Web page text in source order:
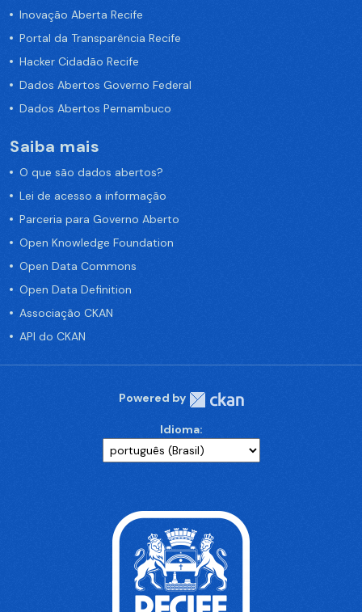
Inovação Aberta Recife
Portal da Transparência Recife
Hacker Cidadão Recife
Dados Abertos Governo Federal
Dados Abertos Pernambuco
Saiba mais
O que são dados abertos?
Lei de acesso a informação
Parceria para Governo Aberto
Open Knowledge Foundation
Open Data Commons
Open Data Definition
Associação CKAN
API do CKAN
Powered by
Idioma